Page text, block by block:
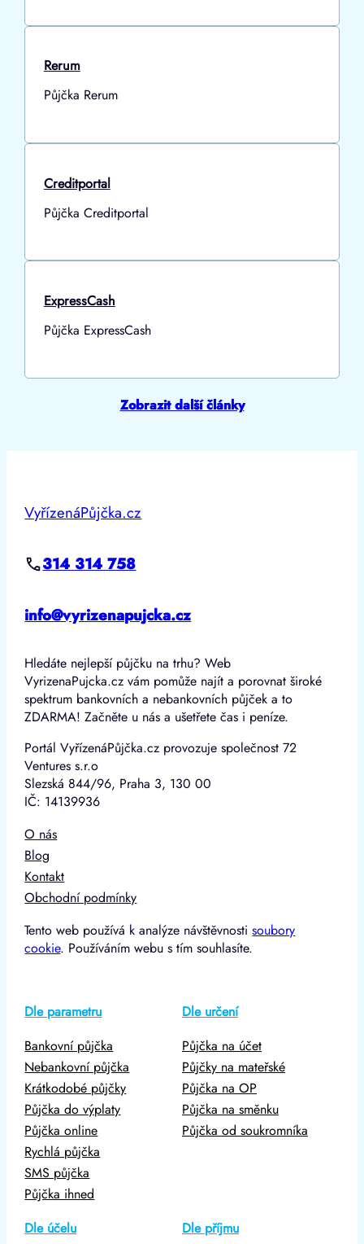
Rerum
Půjčka Rerum
Creditportal
Půjčka Creditportal
ExpressCash
Půjčka ExpressCash
Zobrazit další články
VyřízenáPůjčka.cz
314 314 758
info@vyrizenapujcka.cz
Hledáte nejlepší půjčku na trhu? Web
VyrizenaPujcka.cz vám pomůže najít a porovnat široké
spektrum bankovních a nebankovních půjček a to
ZDARMA! Začněte u nás a ušetřete čas i peníze.
Portál VyřízenáPůjčka.cz provozuje společnost 72
Ventures s.r.o
Slezská 844/96, Praha 3, 130 00
IČ: 14139936
O nás
Blog
Kontakt
Obchodní podmínky
Tento web používá k analýze návštěvnostisoubory
cookie. Používáním webu s tím souhlasíte.
Dle parametru
Bankovní půjčka
Nebankovní půjčka
Krátkodobé půjčky
Půjčka do výplaty
Půjčka online
Rychlá půjčka
SMS půjčka
Půjčka ihned
Dle určení
Půjčka na účet
Půjčky na mateřské
Půjčka na OP
Půjčka na směnku
Půjčka od soukromníka
Dle účelu Dle příjmu